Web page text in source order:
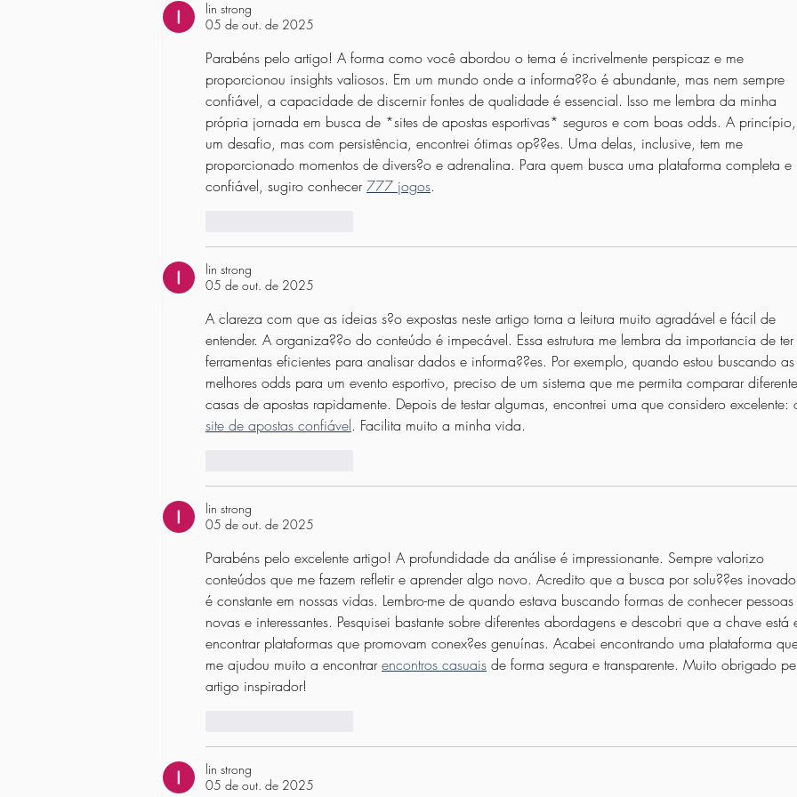
lin strong
05 de out. de 2025
Parabéns pelo artigo! A forma como você abordou o tema é incrivelmente perspicaz e me
proporcionou insights valiosos. Em um mundo onde a informa??o é abundante, mas nem sempre
confiável, a capacidade de discernir fontes de qualidade é essencial. Isso me lembra da minha
própria jornada em busca de *sites de apostas esportivas* seguros e com boas odds. A
um desafio, mas com persistência, encontrei ótimas op??es. Uma delas, inclusive, tem me
proporcionado momentos de divers?o e adrenalina. Para quem busca uma plataforma completa e
confiável, sugiro conhecer 777 jogos.
lin strong
05 de out. de 2025
A clareza com que as ideias s?o expostas neste artigo torna a leitura muito agradável e fácil de
entender. A organiza??o do conteúdo é impecável. Essa estrutura me lembra da importancia de ter
ferramentas eficientes para analisar dados e informa??es. Por exemplo, quando estou buscando as
melhores odds para um evento esportivo, preciso de um sistema que me permita comparar
casas de apostas rapidamente. Depois de testar algumas, encontrei uma que considero excelente:
site de apostas confiável. Facilita muito a minha vida.
lin strong
05 de out. de 2025
Parabéns pelo excelente artigo! A profundidade da análise é impressionante. Sempre valorizo
conteúdos que me fazem refletir e aprender algo novo. Acredito que a busca por solu??es
é constante em nossas vidas. Lembro-me de quando estava buscando formas de conhecer pessoas
novas e interessantes. Pesquisei bastante sobre diferentes abordagens e descobri que a chave está
encontrar plataformas que promovam conex?es genuínas. Acabei encontrando uma plataforma
me ajudou muito a encontrar encontros casuais de forma segura e transparente. Muito obrigado
artigo inspirador!
lin strong
05 de out. de 2025